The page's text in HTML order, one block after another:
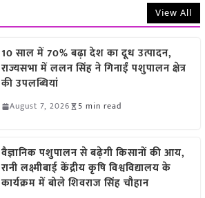
View All
10 साल में 70% बढ़ा देश का दूध उत्पादन,
राज्यसभा में ललन सिंह ने गिनाईं पशुपालन क्षेत्र
की उपलब्धियां
August 7, 2026 5 min read
वैज्ञानिक पशुपालन से बढ़ेगी किसानों की आय,
रानी लक्ष्मीबाई केंद्रीय कृषि विश्वविद्यालय के
कार्यक्रम में बोले शिवराज सिंह चौहान